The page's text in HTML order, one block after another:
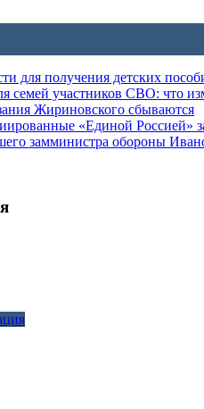
для получения детских
семей участников СВО: что
Жириновского сбываются
«Единой Россией»
замминистра обороны